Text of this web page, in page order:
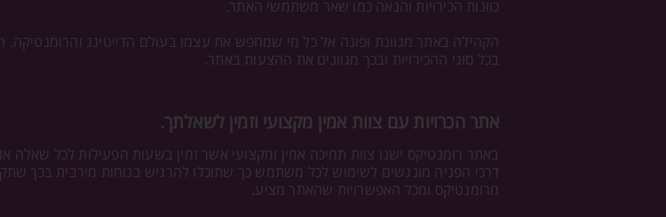
כוונות הכירויות והנאה כמו שאר משתמשי האתר.
הקהילה באתר מגוונת ופונה אל כל מי שמחפש את עצמו בעולם הדייטינג
בכל סוגי ההכירויות ובכך מגוונים את ההצעות באתר.
אתר הכרויות עם צוות אמין מקצועי וזמין לשאלתך.
באתר רומנטיקס ישנו צוות תמיכה אמין ומקצועי אשר זמין בשעות הפעילות לכל
דרכי הפניה מונגשים לשימוש לכל משתמש כך שתוכלו להרגיש בנוחות מירבית בכך
מרומנטיקס ומכל האפשרויות שהאתר מציע.